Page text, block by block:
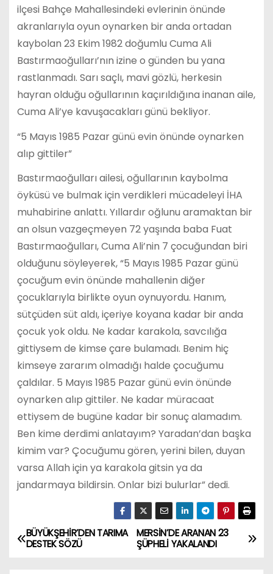
ilçesi Bahçe Mahallesindeki evlerinin önünde
akranlarıyla oyun oynarken bir anda ortadan
kaybolan 23 Ekim 1982 doğumlu Cuma Ali
Bastırmaoğulları’nın izine o günden bu yana
rastlanmadı. Sarı saçlı, mavi gözlü, herkesin
hayran olduğu oğullarının kaçırıldığına inanan aile,
Cuma Ali’ye kavuşacakları günü bekliyor.
“5 Mayıs 1985 Pazar günü evin önünde oynarken
alıp gittiler”
Bastırmaoğulları ailesi, oğullarının kaybolma
öyküsü ve bulmak için verdikleri mücadeleyi İHA
muhabirine anlattı. Yıllardır oğlunu aramaktan bir
an olsun vazgeçmeyen 72 yaşında baba Fuat
Bastırmaoğulları, Cuma Ali’nin 7 çocuğundan biri
olduğunu söyleyerek, “5 Mayıs 1985 Pazar günü
çocuğum evin önünde mahallenin diğer
çocuklarıyla birlikte oyun oynuyordu. Hanım,
sütçüden süt aldı, içeriye koyana kadar bir anda
çocuk yok oldu. Ne kadar karakola, savcılığa
gittiysem de kimse çare bulamadı. Benim hiç
kimseye zararım olmadığı halde çocuğumu
çaldılar. 5 Mayıs 1985 Pazar günü evin önünde
oynarken alıp gittiler. Ne kadar müracaat
ettiysem de bugüne kadar bir sonuç alamadım.
Ben kime derdimi anlatayım? Yaradan’dan başka
kimim var? Çocuğumu gören, yerini bilen, duyan
varsa Allah için ya karakola gitsin ya da
jandarmaya bildirsin. Onlar bizi bulurlar” dedi.
Y
MERSİN’DE ARANAN 23
ŞÜPHELİ YAKALANDI
BÜYÜKŞEHİR’DEN TARIMA
DESTEK SÖZÜ